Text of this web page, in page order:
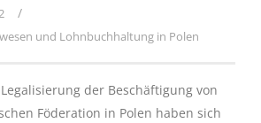
/
und Lohnbuchhaltung in Polen
der Beschäftigung von
Föderation in Polen haben sich